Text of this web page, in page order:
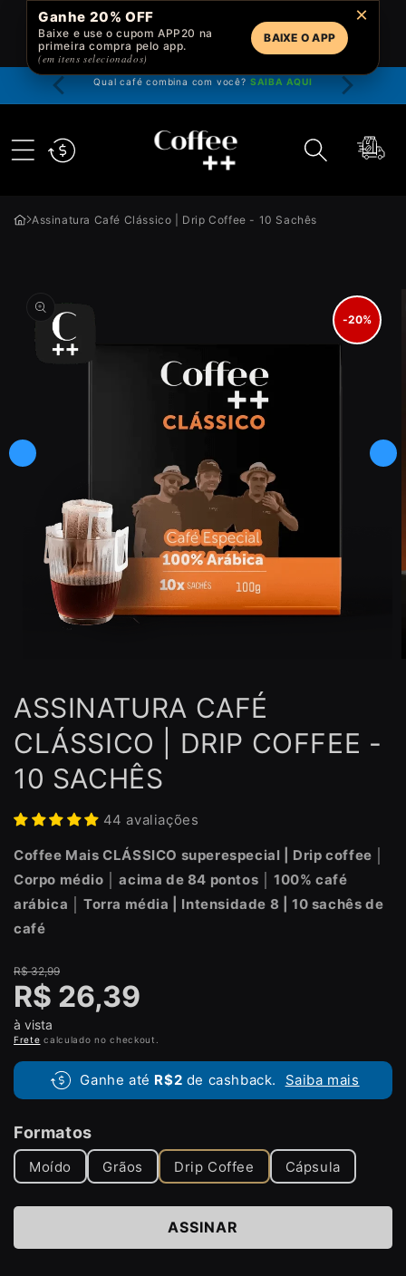
Ganhe 20% OFF
Baixe e use o cupom APP20 na
primeira compra pelo app.
(em itens selecionados)
BAIXE O APP
×
Pular
para o
conteúdo
Qual café combina com você? SAIBA AQUI
Carrinho
Assinatura Café Clássico | Drip Coffee - 10 Sachês
-20%
informações
do produto
na
janela
modal
ASSINATURA CAFÉ
CLÁSSICO | DRIP COFFEE -
10 SACHÊS
44 avaliações
Coffee Mais CLÁSSICO superespecial | Drip coffee │
Corpo médio │ acima de 84 pontos │ 100% café
arábica │ Torra média |
Intensidade 8
| 10 sachês de
café
Preço
normal
R$ 32,99
Preço
promocional
R$ 26,39
à vista
Frete calculado no checkout.
Ganhe até R$2 de cashback. Saiba mais
Formatos
Moído Grãos Drip Coffee Cápsula
ASSINAR